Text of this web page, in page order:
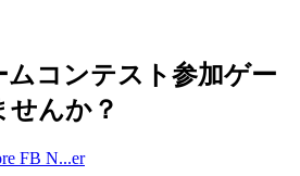
コンテスト参加ゲー
せんか？